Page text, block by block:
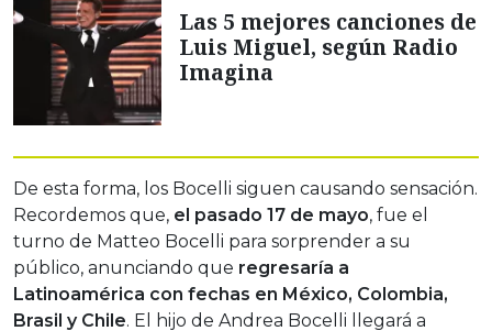
Las 5 mejores canciones de
Luis Miguel, según Radio
Imagina
De esta forma, los Bocelli siguen causando sensación.
Recordemos que, el pasado 17 de mayo, fue el
turno de Matteo Bocelli para sorprender a su
público, anunciando que regresaría a
Latinoamérica con fechas en México, Colombia,
Brasil y Chile. El hijo de Andrea Bocelli llegará a